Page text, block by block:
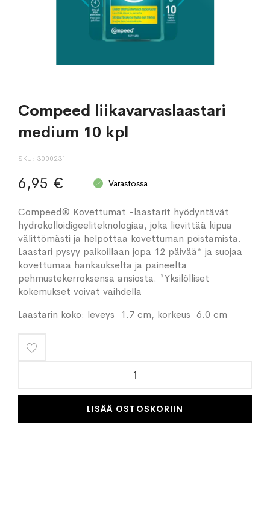
Compeed liikavarvaslaastari
medium 10 kpl
SKU 3000231
6,95 € Varastossa
Compeed® Kovettumat -laastarit hyödyntävät
hydrokolloidigeeliteknologiaa, joka lievittää kipua
välittömästi ja helpottaa kovettuman poistamista.
Laastari pysyy paikoillaan jopa 12 päivää* ja suojaa
kovettumaa hankaukselta ja paineelta
pehmustekerroksensa ansiosta. *Yksilölliset
kokemukset voivat vaihdella
Laastarin koko: leveys 1.7 cm, korkeus 6.0 cm
toivelistaan
LISÄÄ OSTOSKORIIN